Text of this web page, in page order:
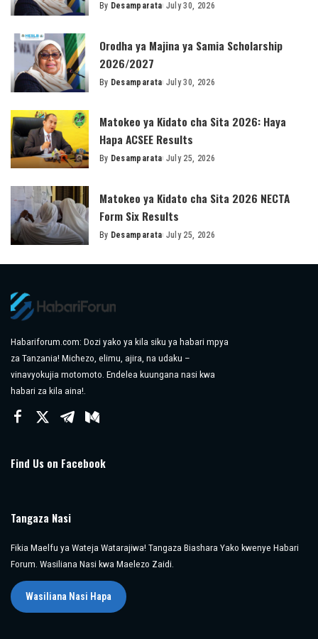
Posted
By Desamparata July 30, 2026
Orodha ya Majina ya Samia Scholarship
2026/2027
Posted
By Desamparata July 30, 2026
Matokeo ya Kidato cha Sita 2026: Haya
Hapa ACSEE Results
Posted
By Desamparata July 25, 2026
Matokeo ya Kidato cha Sita 2026 NECTA
Form Six Results
Posted
By Desamparata July 25, 2026
Habariforum.com: Dozi yako ya kila siku ya habari mpya
za Tanzania! Michezo, elimu, ajira, na udaku –
vinavyokujia motomoto. Endelea kuungana nasi kwa
habari za kila aina!.
Find Us on Facebook
Tangaza Nasi
Fikia Maelfu ya Wateja Watarajiwa! Tangaza Biashara Yako kwenye Habari
Forum. Wasiliana Nasi kwa Maelezo Zaidi.
Wasiliana Nasi Hapa